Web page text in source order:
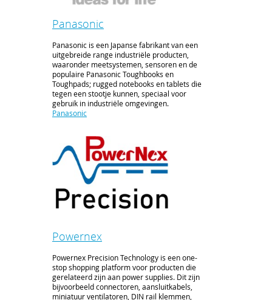
Panasonic
Panasonic is een Japanse fabrikant van een
uitgebreide range industriële producten,
waaronder meetsystemen, sensoren en de
populaire Panasonic Toughbooks en
Toughpads; rugged notebooks en tablets die
tegen een stootje kunnen, speciaal voor
gebruik in industriële omgevingen.
Panasonic
Powernex
Powernex Precision Technology is een one-
stop shopping platform voor producten die
gerelateerd zijn aan power supplies. Dit zijn
bijvoorbeeld connectoren, aansluitkabels,
miniatuur ventilatoren, DIN rail klemmen,